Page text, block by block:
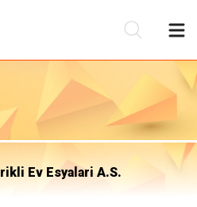
Ev Esyalari A.S.